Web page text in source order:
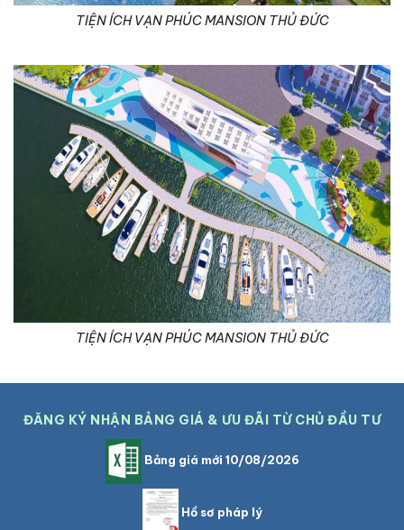
TIỆN ÍCH VẠN PHÚC MANSION THỦ ĐỨC
TIỆN ÍCH VẠN PHÚC MANSION THỦ ĐỨC
ĐĂNG KÝ NHẬN BẢNG GIÁ & ƯU ĐÃI TỪ CHỦ ĐẦU TƯ
Bảng giá mới 10/08/2026
Hồ sơ pháp lý